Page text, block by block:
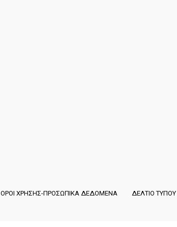
ΟΡΟΙ ΧΡΗΣΗΣ-ΠΡΟΣΩΠΙΚΑ ΔΕΔΟΜΕΝΑ ΔΕΛΤΙΟ ΤΥΠΟΥ